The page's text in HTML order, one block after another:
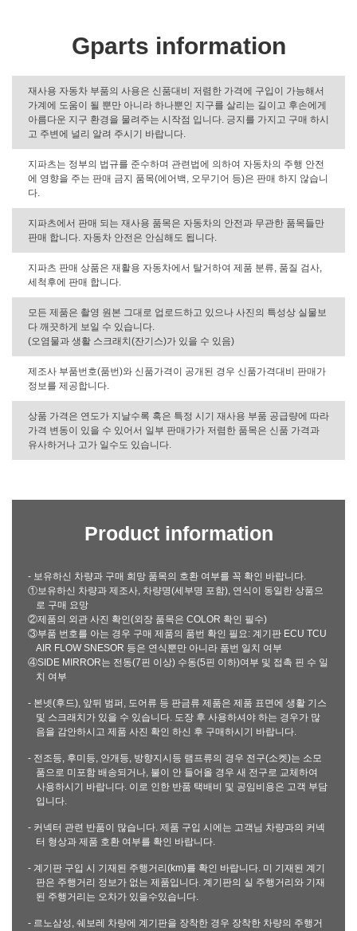
Gparts information
재사용 자동차 부품의 사용은 신품대비 저렴한 가격에 구입이 가능해서
가계에 도움이 될 뿐만 아니라 하나뿐인 지구를 살리는 길이고 후손에게
아름다운 지구 환경을 물려주는 시작점 입니다. 긍지를 가지고 구매 하시
고 주변에 널리 알려 주시기 바랍니다.
지파츠는 정부의 법규를 준수하며 관련법에 의하여 자동차의 주행 안전
에 영향을 주는 판매 금지 품목(에어백, 오무기어 등)은 판매 하지 않습니
다.
지파츠에서 판매 되는 재사용 품목은 자동차의 안전과 무관한 품목들만
판매 합니다. 자동차 안전은 안심해도 됩니다.
지파츠 판매 상품은 재활용 자동차에서 탈거하여 제품 분류, 품질 검사,
세척후에 판매 합니다.
모든 제품은 촬영 원본 그대로 업로드하고 있으나 사진의 특성상 실물보
다 깨끗하게 보일 수 있습니다.
(오염물과 생활 스크래치(잔기스)가 있을 수 있음)
제조사 부품번호(품번)와 신품가격이 공개된 경우 신품가격대비 판매가
정보를 제공합니다.
상품 가격은 연도가 지날수록 혹은 특정 시기 재사용 부품 공급량에 따라
가격 변동이 있을 수 있어서 일부 판매가가 저렴한 품목은 신품 가격과
유사하거나 고가 일수도 있습니다.
Product information
- 보유하신 차량과 구매 희망 품목의 호환 여부를 꼭 확인 바랍니다.
①보유하신 차량과 제조사, 차량명(세부명 포함), 연식이 동일한 상품으
로 구매 요망
②제품의 외관 사진 확인(외장 품목은 COLOR 확인 필수)
③부품 번호를 아는 경우 구매 제품의 품번 확인 필요: 계기판 ECU TCU
AIR FLOW SNESOR 등은 연식뿐만 아니라 품번 일치 여부
④SIDE MIRROR는 전동(7핀 이상) 수동(5핀 이하)여부 및 접촉 핀 수 일
치 여부
- 본넷(후드), 앞뒤 범퍼, 도어류 등 판금류 제품은 제품 표면에 생활 기스
및 스크래치가 있을 수 있습니다. 도장 후 사용하셔야 하는 경우가 많
음을 감안하시고 제품 사진 확인 하신 후 구매하시기 바랍니다.
- 전조등, 후미등, 안개등, 방향지시등 램프류의 경우 전구(소켓)는 소모
품으로 미포함 배송되거나, 불이 안 들어올 경우 새 전구로 교체하여
사용하시기 바랍니다. 이로 인한 반품 택배비 및 공임비용은 고객 부담
입니다.
- 커넥터 관련 반품이 많습니다. 제품 구입 시에는 고객님 차량과의 커넥
터 형상과 제품 호환 여부를 확인 바랍니다.
- 계기판 구입 시 기재된 주행거리(km)를 확인 바랍니다. 미 기재된 계기
판은 주행거리 정보가 없는 제품입니다. 계기판의 실 주행거리와 기재
된 주행거리는 오차가 있을수있습니다.
- 르노삼성, 쉐보레 차량에 계기판을 장착한 경우 장착한 차량의 주행거